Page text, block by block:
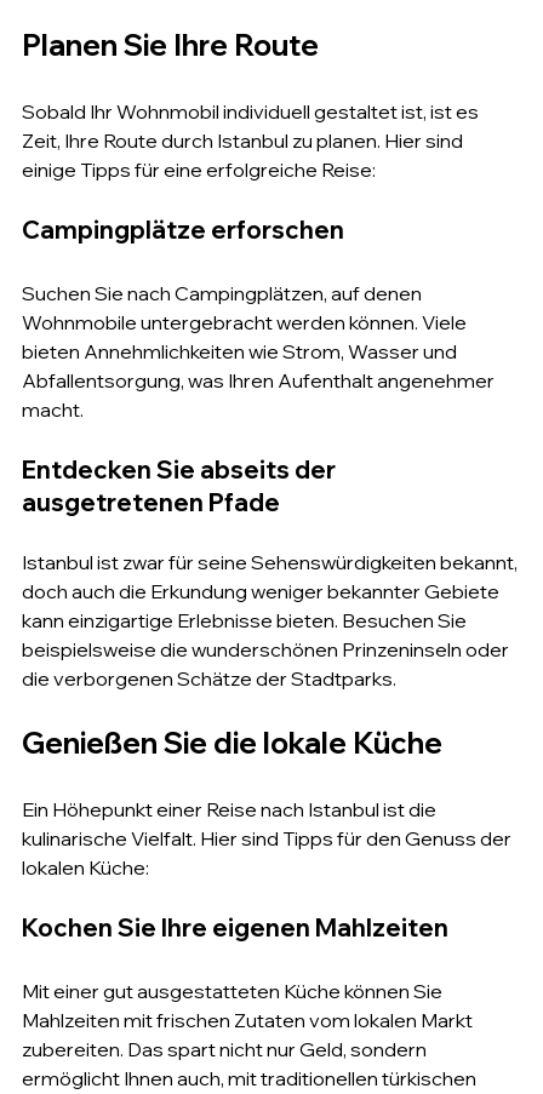
Planen Sie Ihre Route
Sobald Ihr Wohnmobil individuell gestaltet ist, ist es
Zeit, Ihre Route durch Istanbul zu planen. Hier sind
einige Tipps für eine erfolgreiche Reise:
Campingplätze erforschen
Suchen Sie nach Campingplätzen, auf denen
Wohnmobile untergebracht werden können. Viele
bieten Annehmlichkeiten wie Strom, Wasser und
Abfallentsorgung, was Ihren Aufenthalt angenehmer
macht.
Entdecken Sie abseits der
ausgetretenen Pfade
Istanbul ist zwar für seine Sehenswürdigkeiten bekannt,
doch auch die Erkundung weniger bekannter Gebiete
kann einzigartige Erlebnisse bieten. Besuchen Sie
beispielsweise die wunderschönen Prinzeninseln oder
die verborgenen Schätze der Stadtparks.
Genießen Sie die lokale Küche
Ein Höhepunkt einer Reise nach Istanbul ist die
kulinarische Vielfalt. Hier sind Tipps für den Genuss der
lokalen Küche:
Kochen Sie Ihre eigenen Mahlzeiten
Mit einer gut ausgestatteten Küche können Sie
Mahlzeiten mit frischen Zutaten vom lokalen Markt
zubereiten. Das spart nicht nur Geld, sondern
ermöglicht Ihnen auch, mit traditionellen türkischen